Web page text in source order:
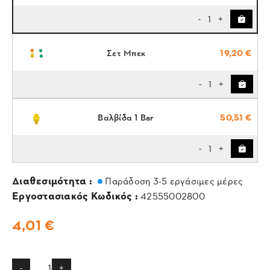
- 1 +
Σετ Μπεκ 19,20 €
- 1 +
Βαλβίδα 1 Bar 50,51 €
- 1 +
Διαθεσιμότητα : Παράδοση 3-5 εργάσιμες μέρες
Εργοστασιακός Κωδικός : 42555002800
4,01 €
- +